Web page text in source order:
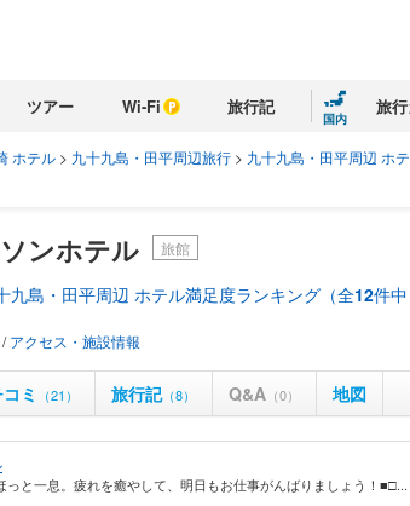
ツアー Wi-Fi 旅行記
国内
旅
ホテル > 九十九島・田平周辺旅行 > 九十九島・田平周辺 ホ
ンホテル 旅館
九島・田平周辺 ホテル満足度ランキング（全12件中
/アクセス・施設情報
ミ （21） 旅行記（8） Q&A （0） 地図
と一息。疲れを癒やして、明日もお仕事がんばりましょう！■□...